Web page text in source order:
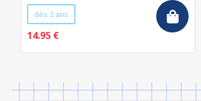
dès 2 ans
14.95 €